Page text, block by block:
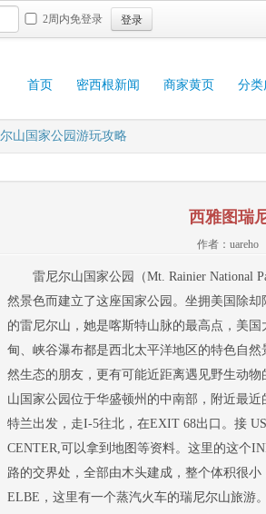
2周内免登录 登录
首页 密西根新闻 商家黄页 分类
山国家公园游玩攻略
西雅图瑞
作者：uareho
雷尼尔山国家公园（Mt. Rainier National
然景色而建立了这座国家公园。坐拥美国除
的雷尼尔山，她是喀斯特山脉的最高点，美
甸、峡谷瀑布都是西北太平洋地区的特色自
然生态的朋友，更有可能近距离遇见野生动
山国家公园位于华盛顿州的中南部，附近最
特兰出发，走I-5往北，在EXIT 68出口。接
CENTER,可以拿到地图等资料。这里的这个
路的交界处，全部由木头建成，整个体积很
ELBE，这里有一个蒸汽火车的瑞尼尔山旅游